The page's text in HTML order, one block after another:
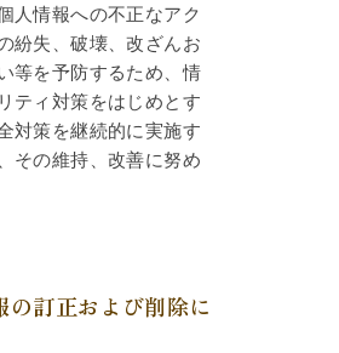
人情報への不正なアク
紛失、破壊、改ざんお
等を予防するため、情
ティ対策をはじめとす
対策を継続的に実施す
その維持、改善に努め
の訂正および削除に